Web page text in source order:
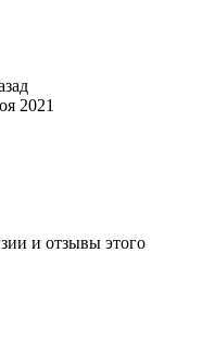
2021
и отзывы этого